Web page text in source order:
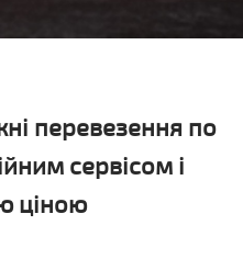
перевезення по
сервісом і
ціною